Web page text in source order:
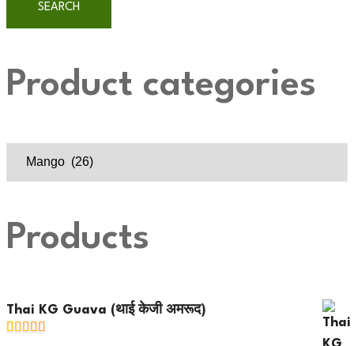
SEARCH
Product categories
Products
Thai KG Guava (थाई केजी अमरूद)